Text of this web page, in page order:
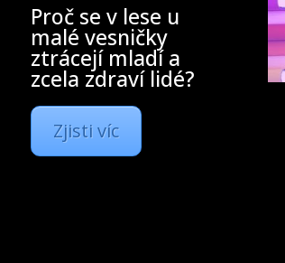
Proč se v lese u
malé vesničky
ztrácejí mladí a
zcela zdraví lidé?
Zjisti víc